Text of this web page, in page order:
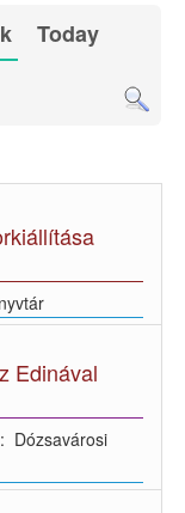
Today
Edinával
Dózsavárosi